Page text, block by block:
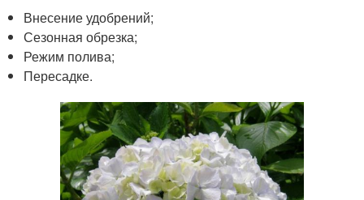
Внесение удобрений;
Сезонная обрезка;
Режим полива;
Пересадке.